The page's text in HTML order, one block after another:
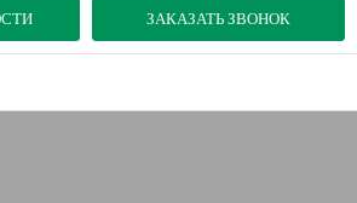
ЗАКАЗАТЬ ЗВОНОК